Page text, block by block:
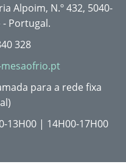
Alpoim, N.º 432, 5040-
- Portugal.
328
mesaofrio.pt
para a rede fixa
13H00 | 14H00-17H00